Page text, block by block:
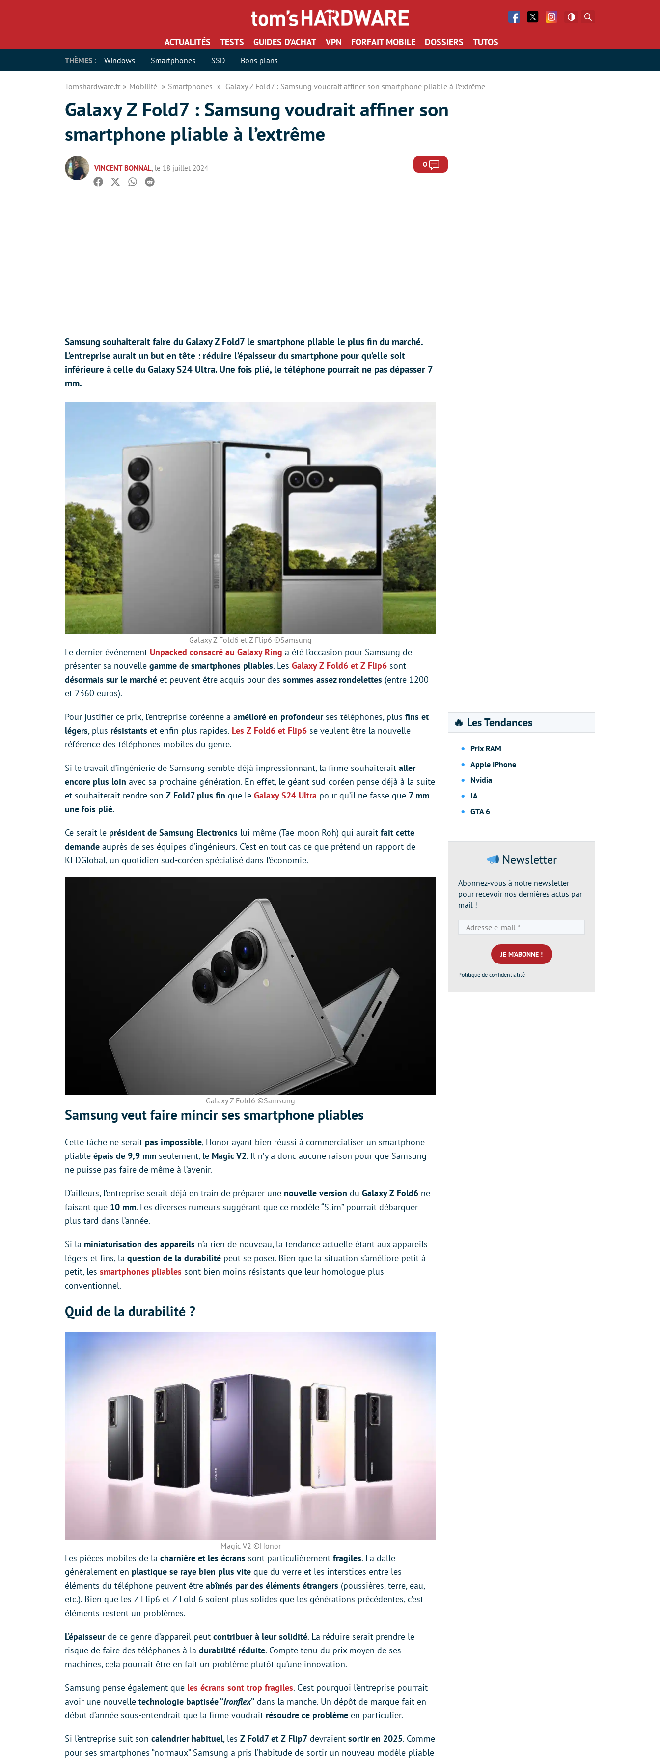
Facebook
Twitter Facebook
ACTUALITÉS TESTS GUIDES D’ACHAT VPN FORFAIT MOBILE DOSSIERS TUTOS
THÈMES : Windows Smartphones SSD Bons plans
Tomshardware.fr Mobilité Smartphones Galaxy Z Fold7 : Samsung voudrait affiner son smartphone pliable à l’extrême
Galaxy Z Fold7 : Samsung voudrait affiner son
smartphone pliable à l’extrême
VINCENT BONNAL, le 18 juillet 2024 0 Commentaires
Facebook
TwitterWhatsapp
Reddit
Samsung souhaiterait faire du Galaxy Z Fold7 le smartphone pliable le plus fin du marché.
L’entreprise aurait un but en tête : réduire l’épaisseur du smartphone pour qu’elle soit
inférieure à celle du Galaxy S24 Ultra. Une fois plié, le téléphone pourrait ne pas dépasser 7
mm.
Galaxy Z Fold6 et Z Flip6 ©Samsung
Le dernier événement Unpacked consacré au Galaxy Ring a été l’occasion pour Samsung de
présenter sa nouvelle gamme de smartphones pliables. Les Galaxy Z Fold6 et Z Flip6 sont
désormais sur le marché et peuvent être acquis pour des sommes assez rondelettes (entre 1200
et 2360 euros).
Pour justifier ce prix, l’entreprise coréenne a amélioré en profondeurses téléphones, plus fins et
légers, plus résistants et enfin plus rapides. Les Z Fold6 et Flip6 se veulent être la nouvelle
référence des téléphones mobiles du genre.
Si le travail d’ingénierie de Samsung semble déjà impressionnant, la firme souhaiterait aller
encore plus loin avec sa prochaine génération. En effet, le géant sud-coréen pense déjà à la suite
et souhaiterait rendre son Z Fold7 plus fin que le Galaxy S24 Ultra pour qu’il ne fasse que 7 mm
une fois plié.
Ce serait le président de Samsung Electronics lui-même (Tae-moon Roh) qui aurait fait cette
demande auprès de ses équipes d’ingénieurs. C’est en tout cas ce que prétend un rapport de
KEDGlobal, un quotidien sud-coréen spécialisé dans l’économie.
Galaxy Z Fold6 ©Samsung
Samsung veut faire mincir ses smartphone pliables
Cette tâche ne serait pas impossible, Honor ayant bien réussi à commercialiser un smartphone
pliable épais de 9,9 mm seulement, le Magic V2. Il n’y a donc aucune raison pour que Samsung
ne puisse pas faire de même à l’avenir.
D’ailleurs, l’entreprise serait déjà en train de préparer une nouvelle version du Galaxy Z Fold6 ne
faisant que 10 mm. Les diverses rumeurs suggérant que ce modèle “Slim” pourrait débarquer
plus tard dans l’année.
Si la miniaturisation des appareils n’a rien de nouveau, la tendance actuelle étant aux appareils
légers et fins, la question de la durabilité peut se poser. Bien que la situation s’améliore petit à
petit, les smartphones pliables sont bien moins résistants que leur homologue plus
conventionnel.
Quid de la durabilité ?
Magic V2 ©Honor
Les pièces mobiles de la charnière et les écrans sont particulièrement fragiles. La dalle
généralement en plastique se raye bien plus vite que du verre et les interstices entre les
éléments du téléphone peuvent être abîmés par des éléments étrangers (poussières, terre, eau,
etc.). Bien que les Z Flip6 et Z Fold 6 soient plus solides que les générations précédentes, c’est
éléments restent un problèmes.
L’épaisseurde ce genre d’appareil peut contribuer à leur solidité. La réduire serait prendre le
risque de faire des téléphones à la durabilité réduite. Compte tenu du prix moyen de ses
machines, cela pourrait être en fait un problème plutôt qu’une innovation.
Samsung pense également que les écrans sont trop fragiles. C’est pourquoi l’entreprise pourrait
avoir une nouvelle technologie baptisée “Ironflex” dans la manche. Un dépôt de marque fait en
début d’année sous-entendrait que la firme voudrait résoudre ce problème en particulier.
Si l’entreprise suit son calendrier habituel, les Z Fold7 et Z Flip7 devraient sortir en 2025. Comme
pour ses smartphones “normaux” Samsung a pris l’habitude de sortir un nouveau modèle pliable
🔥 Les Tendances
Prix RAM
Apple iPhone
Nvidia
IA
GTA 6
Newsletter
Abonnez-vous à notre newsletter
pour recevoir nos dernières actus par
mail !
e-
mail
*
Politique de confidentialité